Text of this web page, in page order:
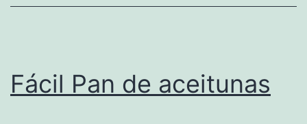
Fácil Pan de aceitunas